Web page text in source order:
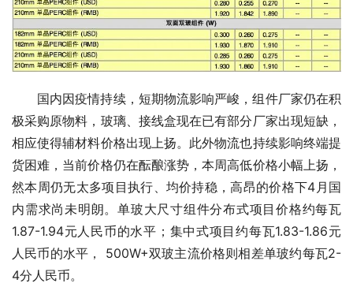
国内因疫情持续，短期物流影响严峻，组件厂家仍在积
极采购原物料，玻璃、接线盒现在已有部分厂家出现短缺，
相应使得辅材料价格出现上扬。此外物流也持续影响终端提
货困难，当前价格仍在酝酿涨势，本周高低价格小幅上扬，
然本周仍无太多项目执行、均价持稳，高昂的价格下4月国
内需求尚未明朗。单玻大尺寸组件分布式项目价格约每瓦
1.87-1.94元人民币的水平；集中式项目约每瓦1.83-1.86元
人民币的水平， 500W+双玻主流价格则相差单玻约每瓦2-
4分人民币。